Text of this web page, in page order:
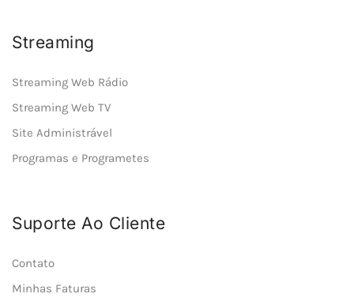
Streaming
Streaming Web Rádio
Streaming Web TV
Site Administrável
Programas e Programetes
Suporte Ao Cliente
Contato
Minhas Faturas